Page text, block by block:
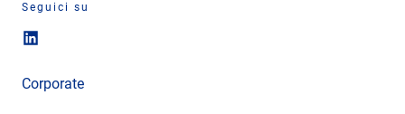
Seguici su
Corporate